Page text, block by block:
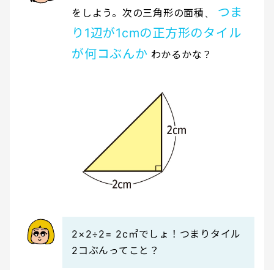
をしよう。次の三角形の面積、
つま
り1辺が1cmの正方形のタイル
が何コぶんか わかるかな？
2×2÷2= 2c㎡でしょ！つまりタイル
2コぶんってこと？